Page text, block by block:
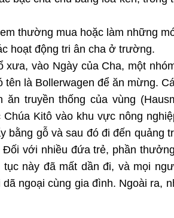
thường mua hoặc làm những
hoạt động tri ân cha ở trường.
xưa, vào Ngày của Cha, một
tên là Bollerwagen để ăn mừng.
truyền thống của vùng
Kitô vào khu vực nông
bằng gỗ và sau đó đi đến quảng
với nhiều đứa trẻ, phần
tục này đã mất dần đi, và mọi
dã ngoại cùng gia đình. Ngoài ra,